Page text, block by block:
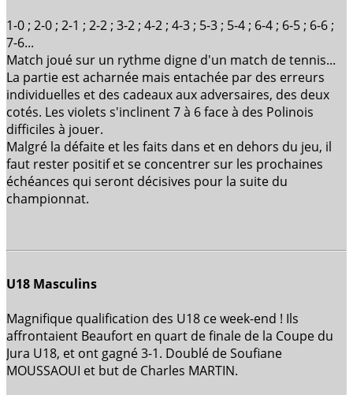
1-0 ; 2-0 ; 2-1 ; 2-2 ; 3-2 ; 4-2 ; 4-3 ; 5-3 ; 5-4 ; 6-4 ; 6-5 ; 6-6 ;
7-6...
Match joué sur un rythme digne d'un match de tennis...
La partie est acharnée mais entachée par des erreurs
individuelles et des cadeaux aux adversaires, des deux
cotés. Les violets s'inclinent 7 à 6 face à des Polinois
difficiles à jouer.
Malgré la défaite et les faits dans et en dehors du jeu, il
faut rester positif et se concentrer sur les prochaines
échéances qui seront décisives pour la suite du
championnat.
U18 Masculins
Magnifique qualification des U18 ce week-end ! Ils
affrontaient Beaufort en quart de finale de la Coupe du
Jura U18, et ont gagné 3-1. Doublé de Soufiane
MOUSSAOUI et but de Charles MARTIN.